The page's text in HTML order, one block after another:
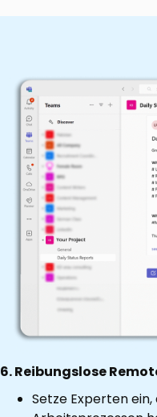
6. Reibungslose
Setze Experten